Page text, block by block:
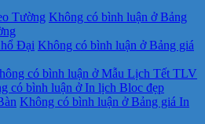
Tường Không có bình luận ở Bảng
Đại Không có bình luận ở Bảng giá
có bình luận ở Mẫu Lịch Tết TLV
có bình luận ở In lịch Bloc đẹp
Không có bình luận ở Bảng giá In